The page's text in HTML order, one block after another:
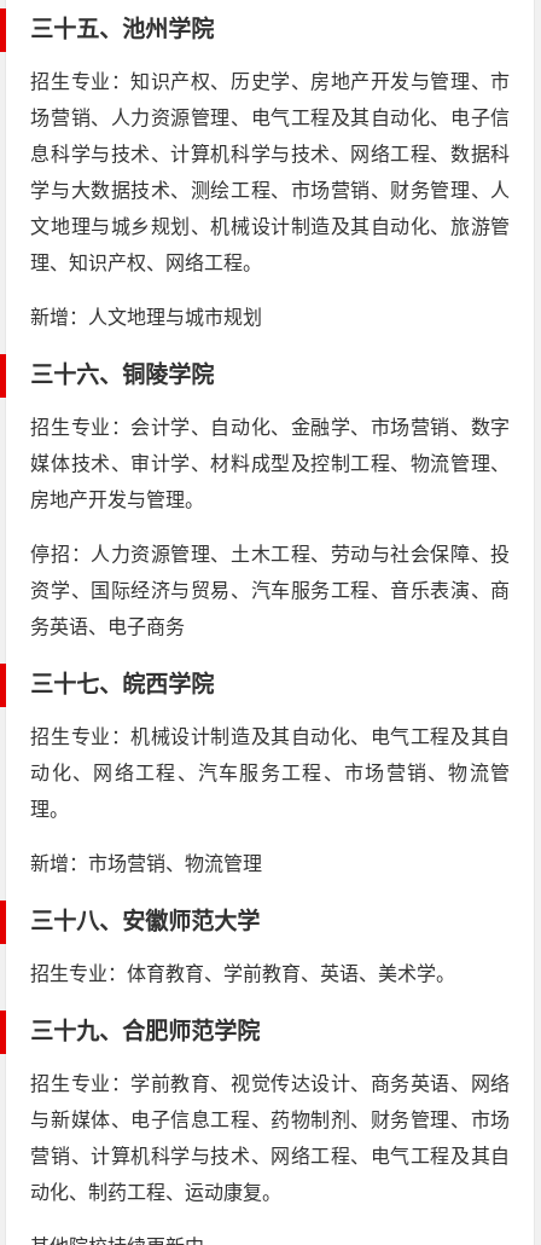
三十五、池州学院
招生专业：知识产权、历史学、房地产开发与管理、市
场营销、人力资源管理、电气工程及其自动化、电子信
息科学与技术、计算机科学与技术、网络工程、数据科
学与大数据技术、测绘工程、市场营销、财务管理、人
文地理与城乡规划、机械设计制造及其自动化、旅游管
理、知识产权、网络工程。
新增：人文地理与城市规划
三十六、铜陵学院
招生专业：会计学、自动化、金融学、市场营销、数字
媒体技术、审计学、材料成型及控制工程、物流管理、
房地产开发与管理。
停招：人力资源管理、土木工程、劳动与社会保障、投
资学、国际经济与贸易、汽车服务工程、音乐表演、商
务英语、电子商务
三十七、 皖西学院
招生专业：机械设计制造及其自动化、电气工程及其自
动化、网络工程、汽车服务工程、市场营销、物流管
理。
新增：市场营销、物流管理
三十八、 安徽师范大学
招生专业：体育教育、学前教育、英语、美术学。
三十九、合肥师范学院
招生专业：学前教育、视觉传达设计、商务英语、网络
与新媒体、电子信息工程、药物制剂、财务管理、市场
营销、计算机科学与技术、网络工程、电气工程及其自
动化、制药工程、运动康复。